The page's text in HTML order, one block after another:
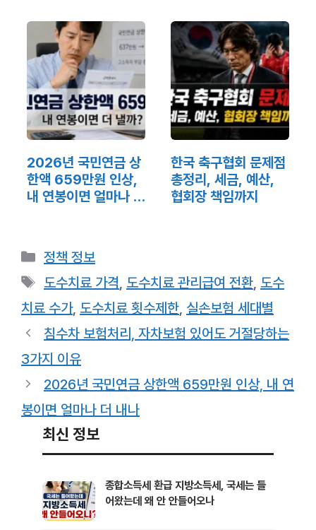
2026년 국민연금 상
한액 659만원 인상,
내 연봉이면 얼마나 더
한국 축구협회 문제점
총정리, 세금, 예산,
협회장 책임까지
카
테
리
정책 정보
태
그
도수치료 가격, 도수치료 관리급여 전환, 도수
치료 수가, 도수치료 횟수제한, 실손보험 세대별
침수차 보험처리, 자차보험 있어도 거절당하는
3가지 이유
2026년 국민연금 상한액 659만원 인상, 내 연
봉이면 얼마나 더 내나
최신 정보
종합소득세 환급 지방소득세, 국세는 들
어왔는데 왜 안 안들어오나